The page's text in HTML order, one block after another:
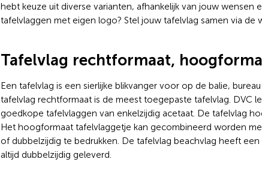
hebt keuze uit diverse varianten, afhankelijk van jouw wensen
tafelvlaggen met eigen logo? Stel jouw tafelvlag samen via de
Tafelvlag rechtformaat,
Een tafelvlag is een sierlijke blikvanger voor op de balie,
tafelvlag rechtformaat is de meest toegepaste tafelvlag. DVC
goedkope tafelvlaggen van enkelzijdig acetaat. De tafelvlag
Het hoogformaat tafelvlaggetje kan gecombineerd worden
of dubbelzijdig te bedrukken. De tafelvlag beachvlag heeft
altijd dubbelzijdig geleverd.